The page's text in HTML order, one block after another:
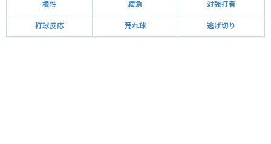
根性 緩急 対強打者
打球反応 荒れ球 逃げ切り